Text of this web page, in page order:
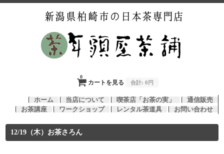
カートを見る
0
合計: 0円
ホーム 当店について 喫茶店「お茶の実」
通信販売
お茶講座
ワークショップ レンタル茶道具 お問い合わせ
12/19（木）お茶さろん